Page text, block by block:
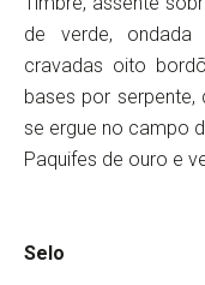
de verde,
cravadas oito
bases por serpente,
se ergue no campo
Paquifes de ouro e
Selo